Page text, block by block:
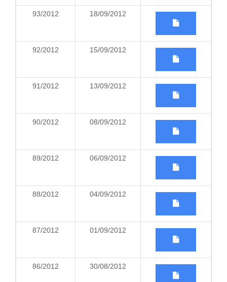
93/2012 18/09/2012
92/2012 15/09/2012
91/2012 13/09/2012
90/2012 08/09/2012
89/2012 06/09/2012
88/2012 04/09/2012
87/2012 01/09/2012
86/2012 30/08/2012